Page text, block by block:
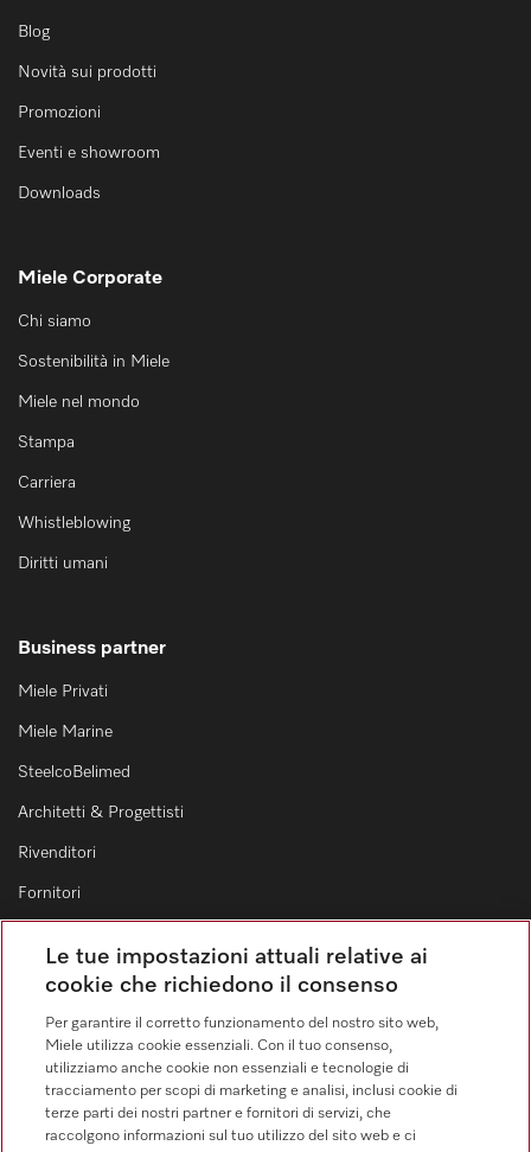
Blog
Novità sui prodotti
Promozioni
Eventi e showroom
Downloads
Miele Corporate
Chi siamo
Sostenibilità in Miele
Miele nel mondo
Stampa
Carriera
Whistleblowing
Diritti umani
Business partner
Miele Privati
Miele Marine
SteelcoBelimed
Architetti & Progettisti
Rivenditori
Fornitori
Contatti
Elenco dei contatti
Vendita
0471 666 319
Servizio assistenza
Le tue impostazioni attuali relative ai
cookie che richiedono il consenso
Per garantire il corretto funzionamento del nostro sito web,
Miele utilizza cookie essenziali. Con il tuo consenso,
utilizziamo anche cookie non essenziali e tecnologie di
tracciamento per scopi di marketing e analisi, inclusi cookie di
terze parti dei nostri partner e fornitori di servizi, che
raccolgono informazioni sul tuo utilizzo del sito web e ci